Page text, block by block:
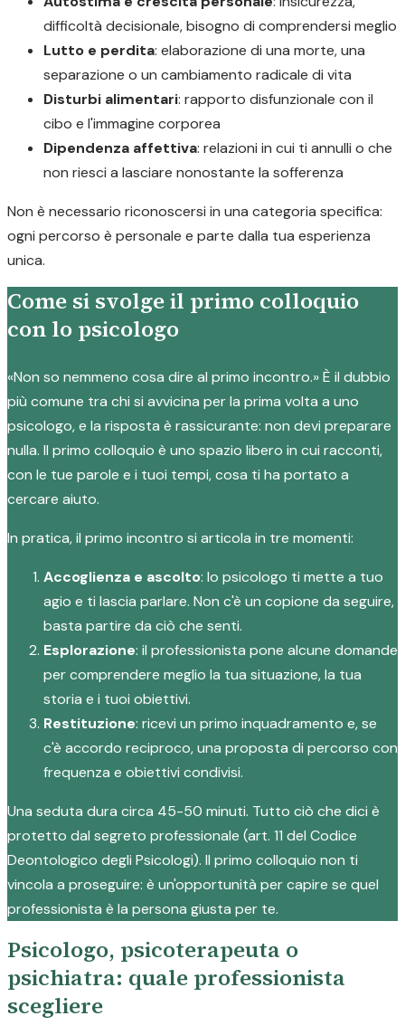
difficoltà decisionale, bisogno di comprendersi meglio
Lutto e perdita: elaborazione di una morte, una
separazione o un cambiamento radicale di vita
Disturbi alimentari: rapporto disfunzionale con il
cibo e l'immagine corporea
Dipendenza affettiva: relazioni in cui ti annulli o che
non riesci a lasciare nonostante la sofferenza
Non è necessario riconoscersi in una categoria specifica:
ogni percorso è personale e parte dalla tua esperienza
unica.
Come si svolge il primo colloquio
con lo psicologo
«Non so nemmeno cosa dire al primo incontro.» È il dubbio
più comune tra chi si avvicina per la prima volta a uno
psicologo, e la risposta è rassicurante: non devi preparare
nulla. Il primo colloquio è uno spazio libero in cui racconti,
con le tue parole e i tuoi tempi, cosa ti ha portato a
cercare aiuto.
In pratica, il primo incontro si articola in tre momenti:
Accoglienza e ascolto: lo psicologo ti mette a tuo
agio e ti lascia parlare. Non c'è un copione da seguire,
basta partire da ciò che senti.
Esplorazione: il professionista pone alcune domande
per comprendere meglio la tua situazione, la tua
storia e i tuoi obiettivi.
Restituzione: ricevi un primo inquadramento e, se
c'è accordo reciproco, una proposta di percorso con
frequenza e obiettivi condivisi.
Una seduta dura circa 45-50 minuti. Tutto ciò che dici è
protetto dal segreto professionale (art. 11 del Codice
Deontologico degli Psicologi). Il primo colloquio non ti
vincola a proseguire: è un'opportunità per capire se quel
professionista è la persona giusta per te.
Psicologo, psicoterapeuta o
psichiatra: quale professionista
scegliere